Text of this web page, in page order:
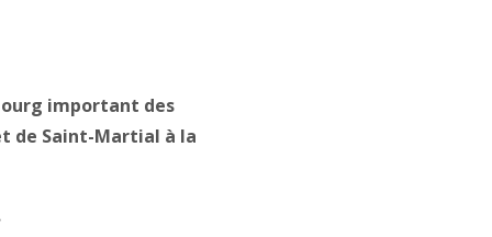
important des
de Saint-Martial à la